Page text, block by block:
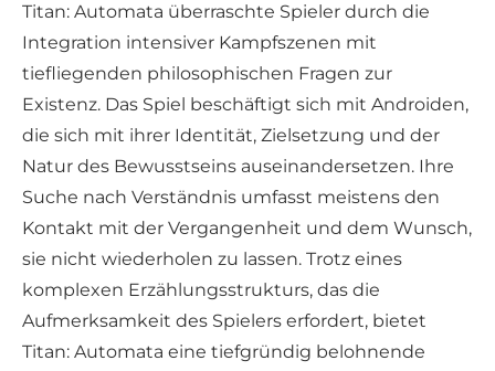
Titan: Automata überraschte Spieler durch die
Integration intensiver Kampfszenen mit
tiefliegenden philosophischen Fragen zur
Existenz. Das Spiel beschäftigt sich mit Androiden,
die sich mit ihrer Identität, Zielsetzung und der
Natur des Bewusstseins auseinandersetzen. Ihre
Suche nach Verständnis umfasst meistens den
Kontakt mit der Vergangenheit und dem Wunsch,
sie nicht wiederholen zu lassen. Trotz eines
komplexen Erzählungsstrukturs, das die
Aufmerksamkeit des Spielers erfordert, bietet
Titan: Automata eine tiefgründig belohnende